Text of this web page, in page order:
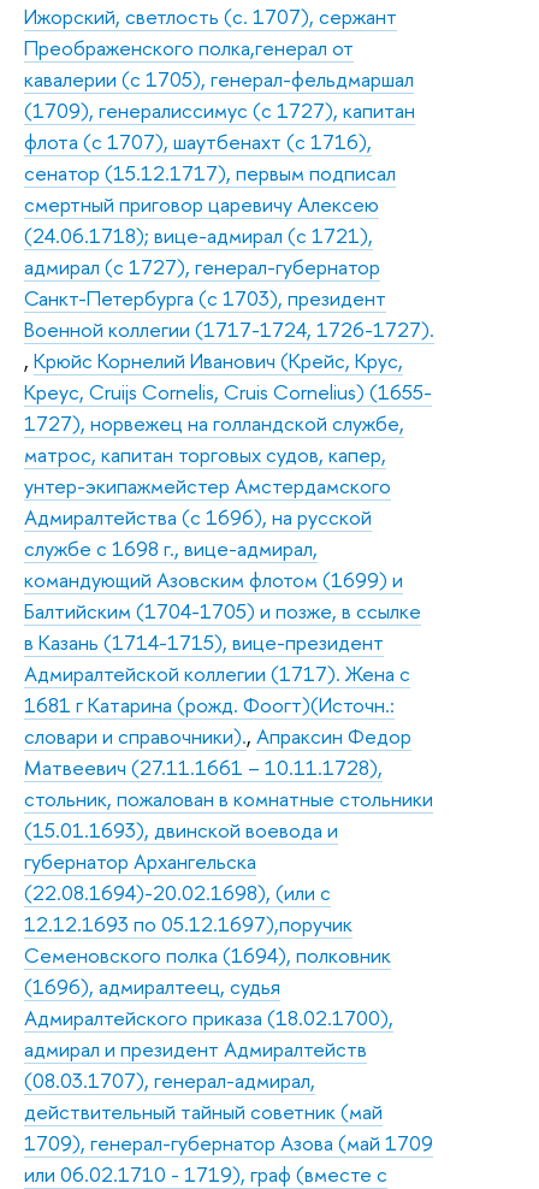
Ижорский, светлость (с. 1707), сержант
Преображенского полка,генерал от
кавалерии (с 1705), генерал-фельдмаршал
(1709), генералиссимус (с 1727), капитан
флота (с 1707), шаутбенахт (с 1716),
сенатор (15.12.1717), первым подписал
смертный приговор царевичу Алексею
(24.06.1718); вице-адмирал (с 1721),
адмирал (с 1727), генерал-губернатор
Санкт-Петербурга (с 1703), президент
Военной коллегии (1717-1724, 1726-1727).
, Крюйс Корнелий Иванович (Крейс, Крус,
Креус, Cruijs Cornelis, Cruis Cornelius) (1655-
1727), норвежец на голландской службе,
матрос, капитан торговых судов, капер,
унтер-экипажмейстер Амстердамского
Адмиралтейства (с 1696), на русской
службе с 1698 г., вице-адмирал,
командующий Азовским флотом (1699) и
Балтийским (1704-1705) и позже, в ссылке
в Казань (1714-1715), вице-президент
Адмиралтейской коллегии (1717). Жена с
1681 г Катарина (рожд. Фоогт)(Источн.:
словари и справочники)., Апраксин Федор
Матвеевич (27.11.1661 – 10.11.1728),
стольник, пожалован в комнатные стольники
(15.01.1693), двинской воевода и
губернатор Архангельска
(22.08.1694)-20.02.1698), (или с
12.12.1693 по 05.12.1697),поручик
Семеновского полка (1694), полковник
(1696), адмиралтеец, судья
Адмиралтейского приказа (18.02.1700),
адмирал и президент Адмиралтейств
(08.03.1707), генерал-адмирал,
действительный тайный советник (май
1709), генерал-губернатор Азова (май 1709
или 06.02.1710 - 1719), граф (вместе с